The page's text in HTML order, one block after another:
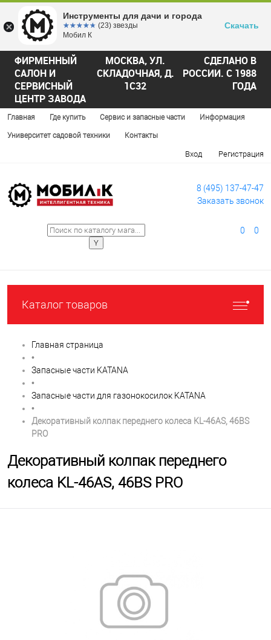
ФИРМЕННЫЙ
САЛОН И
СЕРВИСНЫЙ
ЦЕНТР ЗАВОДА
МОСКВА, УЛ.
СКЛАДОЧНАЯ, Д.
1С32
СДЕЛАНО В
РОССИИ. С 1988
ГОДА
Главная Где купить Сервис и запасные части Информация
Университет садовой техники Контакты
Вход Регистрация
8 (495) 137-47-47
Заказать звонок
0 0
Каталог товаров
Главная страница
•
Запасные части KATANA
•
Запасные части для газонокосилок KATANA
•
Декоративный колпак переднего колеса KL-46AS, 46BS
PRO
Декоративный колпак переднего
колеса KL-46AS, 46BS PRO
Инструменты для дачи и города
☆☆☆☆☆
★★★★★ (23) звезды
Мобил К
Скачать